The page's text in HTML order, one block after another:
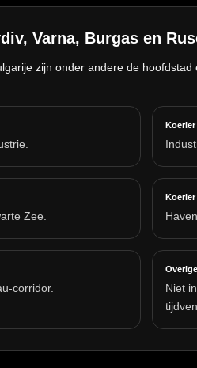
Varna, Burgas en
zijn onder andere de
Zee.
corridor.
Niet